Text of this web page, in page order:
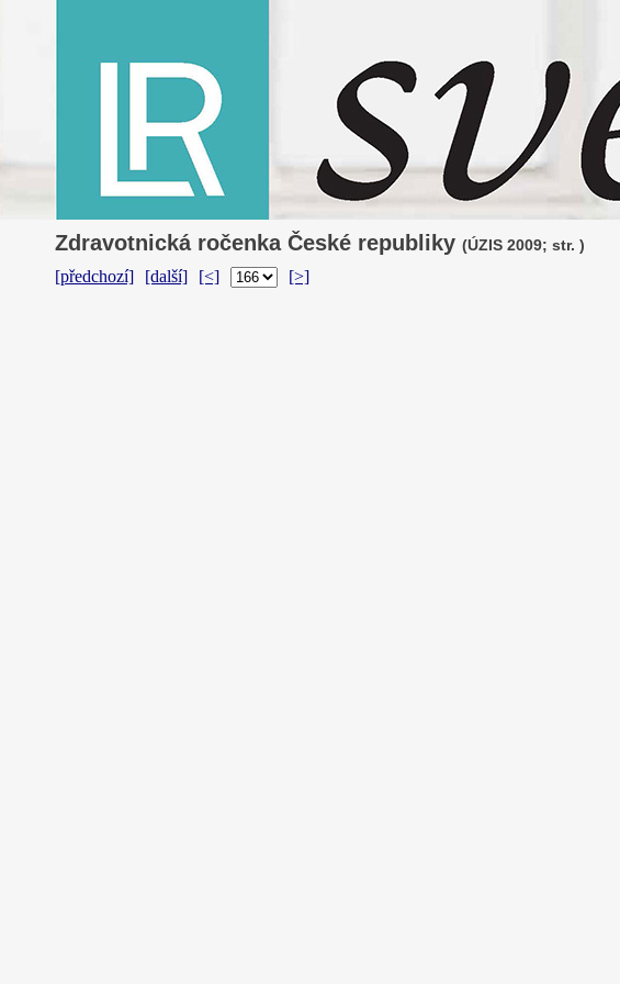
Zdravotnická ročenka České republiky (ÚZIS 2009; str. )
[předchozí] [další] [<] [>]